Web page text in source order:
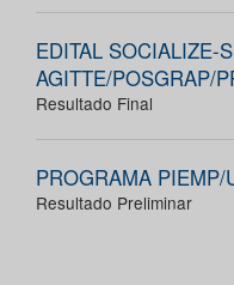
EDITAL SOCIALIZE-
AGITTE/POSGRAP/
Resultado Final
PROGRAMA PIEMP/
Resultado Preliminar